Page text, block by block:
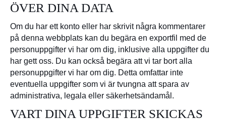
ÖVER DINA DATA
Om du har ett konto eller har skrivit några kommentarer
på denna webbplats kan du begära en exportfil med de
personuppgifter vi har om dig, inklusive alla uppgifter du
har gett oss. Du kan också begära att vi tar bort alla
personuppgifter vi har om dig. Detta omfattar inte
eventuella uppgifter som vi är tvungna att spara av
administrativa, legala eller säkerhetsändamål.
VART DINA UPPGIFTER SKICKAS